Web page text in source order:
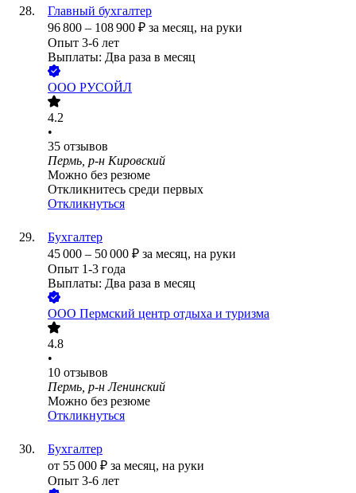
Главный бухгалтер
96 800 – 108 900 ₽ за месяц, на руки
Опыт 3-6 лет
Выплаты: Два раза в месяц
ООО РУСОЙЛ
4.2
•
35 отзывов
Пермь, р-н Кировский
Можно без резюме
Откликнитесь среди первых
Откликнуться
Бухгалтер
45 000 – 50 000 ₽ за месяц, на руки
Опыт 1-3 года
Выплаты: Два раза в месяц
ООО Пермский центр отдыха и туризма
4.8
•
10 отзывов
Пермь, р-н Ленинский
Можно без резюме
Откликнуться
Бухгалтер
от 55 000 ₽ за месяц, на руки
Опыт 3-6 лет